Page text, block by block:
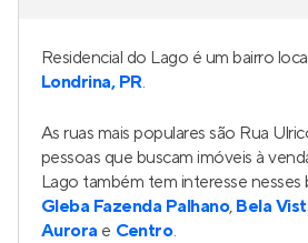
Residencial do Lago é um bairro
Londrina, PR.
As ruas mais populares são Rua
pessoas que buscam imóveis à
Lago também tem interesse nesses
Gleba Fazenda Palhano, Bela
Aurora e Centro.